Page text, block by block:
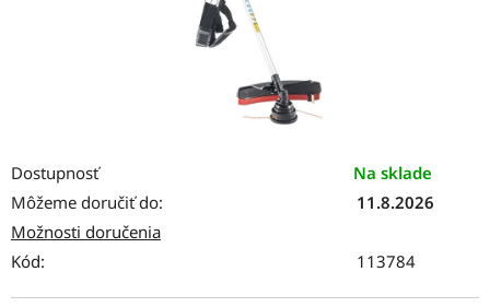
Dostupnosť
Na sklade
Môžeme doručiť do:
11.8.2026
Možnosti doručenia
Kód:
113784